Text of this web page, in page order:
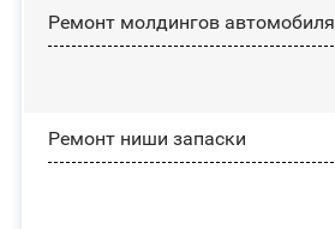
Ремонт молдингов автомобиля
Ремонт ниши запаски